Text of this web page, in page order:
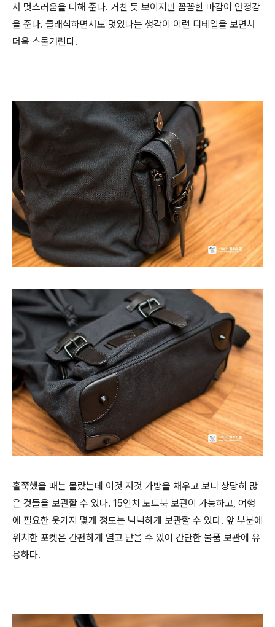
서 멋스러움을 더해 준다. 거친 듯 보이지만 꼼꼼한 마감이 안정감
을 준다. 클래식하면서도 멋있다는 생각이 이런 디테일을 보면서
더욱 스물거린다.
홀쭉했을 때는 몰랐는데 이것 저것 가방을 채우고 보니 상당히 많
은 것들을 보관할 수 있다. 15인치 노트북 보관이 가능하고, 여행
에 필요한 옷가지 몇개 정도는 넉넉하게 보관할 수 있다. 앞 부분에
위치한 포켓은 간편하게 열고 닫을 수 있어 간단한 물품 보관에 유
용하다.